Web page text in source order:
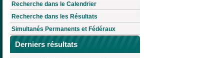
Recherche dans le Calendrier
Recherche dans les Résultats
Simultanés Permanents et Fédéraux
Derniers résultats